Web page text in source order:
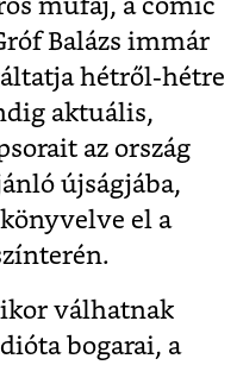
műfaj, a comic
Balázs immár
hétről-hétre
aktuális,
az ország
újságjába,
el a
válhatnak
bogarai, a